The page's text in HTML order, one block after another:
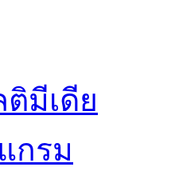
มีเดีย
กรม